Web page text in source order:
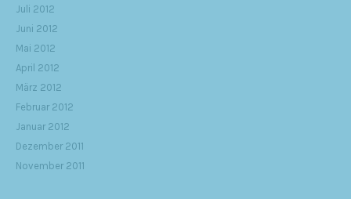
Juli 2012
Juni 2012
Mai 2012
April 2012
März 2012
Februar 2012
Januar 2012
Dezember 2011
November 2011